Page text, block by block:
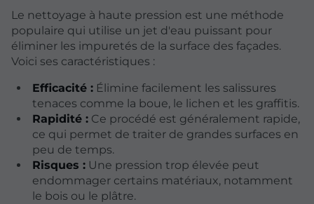
Le nettoyage à haute pression est une méthode
populaire qui utilise un jet d'eau puissant pour
éliminer les impuretés de la surface des façades.
Voici ses caractéristiques :
Efficacité :Élimine facilement les salissures
tenaces comme la boue, le lichen et les graffitis.
Rapidité :Ce procédé est généralement rapide,
ce qui permet de traiter de grandes surfaces en
peu de temps.
Risques :Une pression trop élevée peut
endommager certains matériaux, notamment
le bois ou le plâtre.